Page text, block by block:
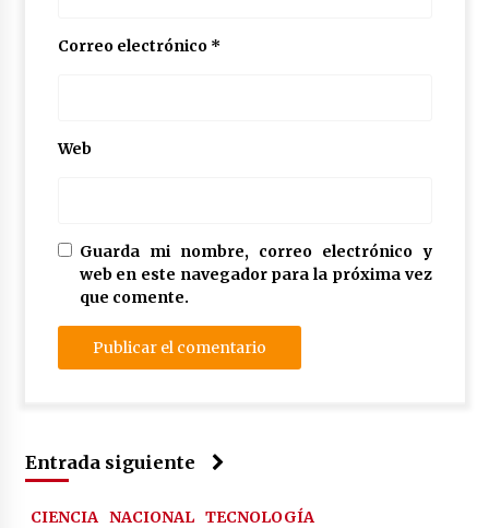
Correo electrónico *
Web
Guarda mi nombre, correo electrónico y
web en este navegador para la próxima vez
que comente.
Entrada siguiente
CIENCIA NACIONAL TECNOLOGÍA